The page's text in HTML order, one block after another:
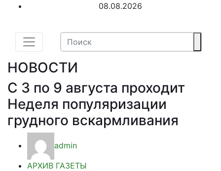
08.08.2026
НОВОСТИ
С 3 по 9 августа проходит
Неделя популяризации
грудного вскармливания
admin
АРХИВ ГАЗЕТЫ